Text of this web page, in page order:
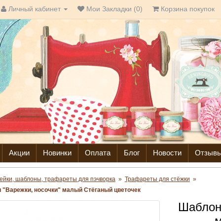
Личный кабинет Мои Закладки (0) Корзина покупок
Акции Новинки Оплата Блог Новости
шаблоны, трафареты для пэчворка » Трафареты для стёжки »
носочки" малый Стёганый цветочек